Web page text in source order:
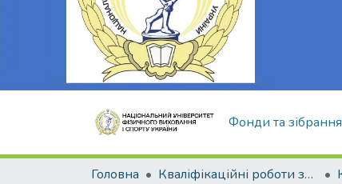
Фонди та зібрання
Головна Кваліфікаційні роботи здобувачів вищої освіти